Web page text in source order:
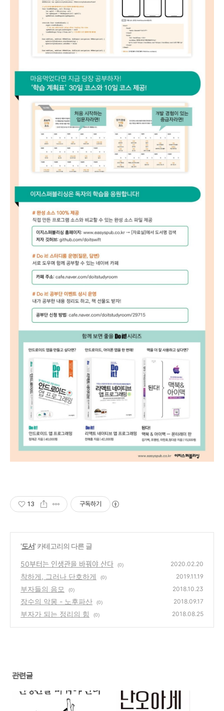
13 구독하기
'도서' 카테고리의 다른 글
50부터는 인생관을 바꿔야 산다 (0) 2020.02.20
착하게, 그러나 단호하게 (0) 2019.11.19
부자들의 음모 (0) 2018.10.23
장수의 악몽 - 노후파산 (0) 2018.09.17
부자가 되는 정리의 힘 (0) 2018.08.25
관련글